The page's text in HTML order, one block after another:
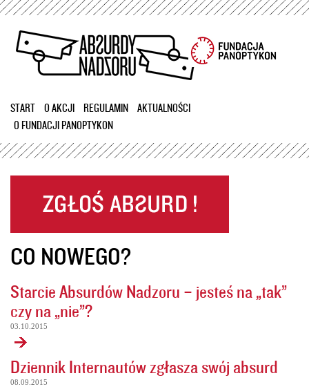
Przejdź
treści
START O AKCJI REGULAMIN
AKTUALNOŚCI
O FUNDACJI PANOPTYKON
CO NOWEGO?
Starcie Absurdów Nadzoru – jesteś na „tak”
czy na „nie”?
03.10.2015
Dziennik Internautów zgłasza swój absurd
08.09.2015